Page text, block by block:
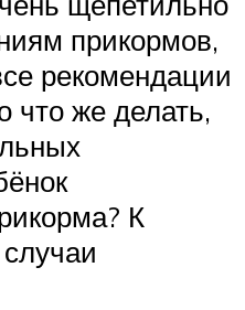
прикормов,
рекомендации
что же делать,
К